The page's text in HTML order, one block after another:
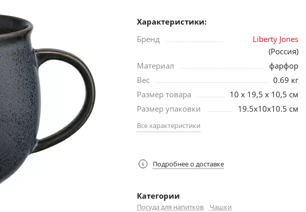
Характеристики:
Бренд
Liberty Jones
(Россия)
Материал
фарфор
Вес
0.69 кг
Размер товара
10 x 19,5 x 10,5 см
Размер упаковки
19.5х10х10.5 см
Все характеристики
Подробнее о доставке
Категории
Посуда для напитков
Чашки